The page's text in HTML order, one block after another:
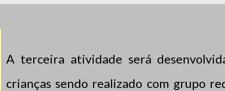
A terceira atividade será
crianças sendo realizado com grupo